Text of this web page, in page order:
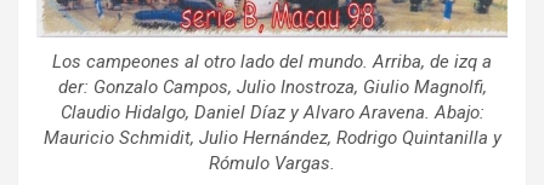
Los campeones al otro lado del mundo. Arriba, de izq a
der: Gonzalo Campos, Julio Inostroza, Giulio Magnolfi,
Claudio Hidalgo, Daniel Díaz y Alvaro Aravena. Abajo:
Mauricio Schmidit, Julio Hernández, Rodrigo Quintanilla y
Rómulo Vargas.